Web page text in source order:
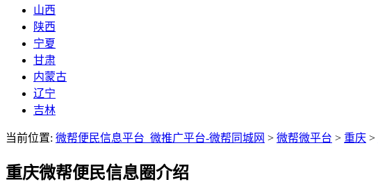
山西
陕西
宁夏
甘肃
内蒙古
辽宁
吉林
当前位置: 微帮便民信息平台_微推广平台-微帮同城网 > 微帮微平台 > 重庆 >
重庆微帮便民信息圈介绍